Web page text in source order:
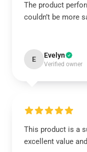
The product
couldn’t be more
E Evelyn
Verified owner
This product is a
excellent value